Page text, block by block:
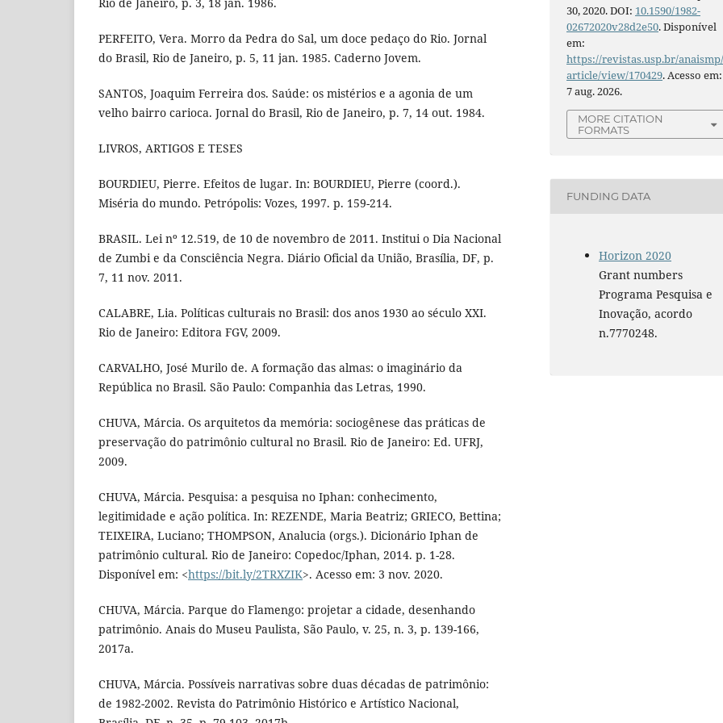
PERFEITO, Vera. Morro da Pedra do Sal, um doce pedaço do Rio. Jornal
do Brasil, Rio de Janeiro, p. 5, 11 jan. 1985. Caderno Jovem.
SANTOS, Joaquim Ferreira dos. Saúde: os mistérios e a agonia de um
velho bairro carioca. Jornal do Brasil, Rio de Janeiro, p. 7, 14 out. 1984.
LIVROS, ARTIGOS E TESES
BOURDIEU, Pierre. Efeitos de lugar. In: BOURDIEU, Pierre (coord.).
Miséria do mundo. Petrópolis: Vozes, 1997. p. 159-214.
BRASIL. Lei nº 12.519, de 10 de novembro de 2011. Institui o Dia Nacional
de Zumbi e da Consciência Negra. Diário Oficial da União, Brasília, DF, p.
7, 11 nov. 2011.
CALABRE, Lia. Políticas culturais no Brasil: dos anos 1930 ao século XXI.
Rio de Janeiro: Editora FGV, 2009.
CARVALHO, José Murilo de. A formação das almas: o imaginário da
República no Brasil. São Paulo: Companhia das Letras, 1990.
CHUVA, Márcia. Os arquitetos da memória: sociogênese das práticas de
preservação do patrimônio cultural no Brasil. Rio de Janeiro: Ed. UFRJ,
2009.
CHUVA, Márcia. Pesquisa: a pesquisa no Iphan: conhecimento,
legitimidade e ação política. In: REZENDE, Maria Beatriz; GRIECO, Bettina;
TEIXEIRA, Luciano; THOMPSON, Analucia (orgs.). Dicionário Iphan de
patrimônio cultural. Rio de Janeiro: Copedoc/Iphan, 2014. p. 1-28.
Disponível em: <https://bit.ly/2TRXZIK>. Acesso em: 3 nov. 2020.
CHUVA, Márcia. Parque do Flamengo: projetar a cidade, desenhando
patrimônio. Anais do Museu Paulista, São Paulo, v. 25, n. 3, p. 139-166,
2017a.
CHUVA, Márcia. Possíveis narrativas sobre duas décadas de patrimônio:
de 1982-2002. Revista do Patrimônio Histórico e Artístico Nacional,
30, 2020. DOI: 10.1590/1982-
02672020v28d2e50. Disponível
em:
https://revistas.usp.br/
article/view/170429. Acesso em:
7 aug. 2026.
MORE CITATION
FORMATS
FUNDING DATA
Horizon 2020
Grant numbers
Programa Pesquisa e
Inovação, acordo
n.7770248.